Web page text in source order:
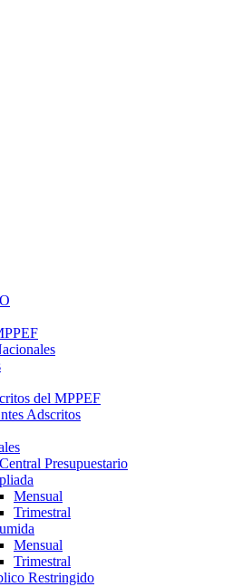
del MPPEF
Adscritos
Presupuestario
Mensual
Trimestral
Mensual
Trimestral
Restringido